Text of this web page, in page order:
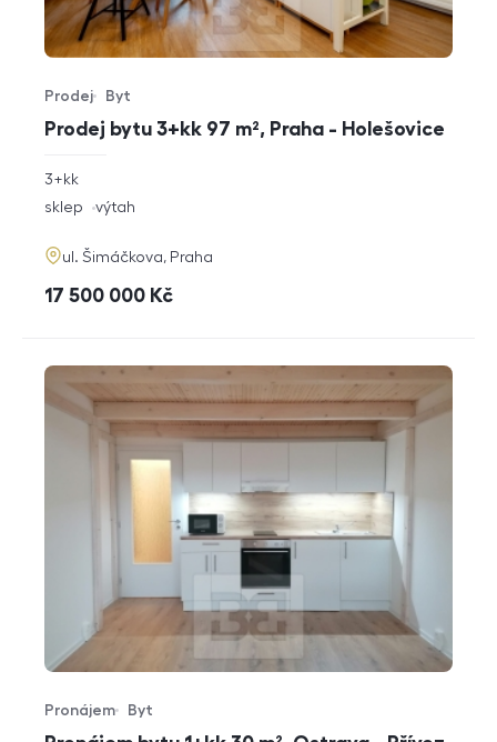
Prodej bytu 3+kk 97 m², Praha - Holešovice
Typ nabídky
Prodej
Typ nemovitosti
Byt
rozměry
dispozice
3+kk
funkce
sklep výtah
adresa
ul. Šimáčkova, Praha
cena
17 500 000 Kč
Typ nabídky
Pronájem
Typ nemovitosti
Byt